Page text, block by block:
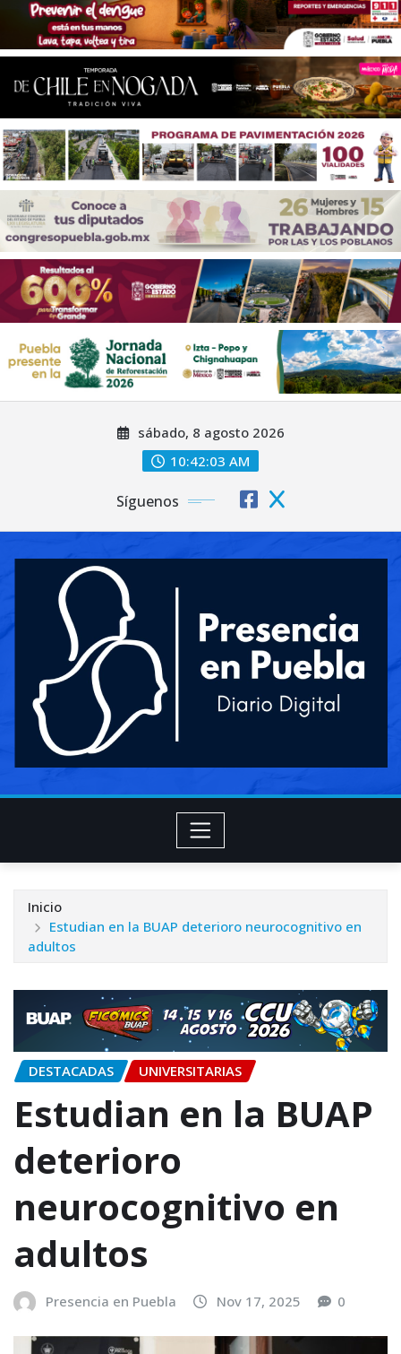
sábado, 8 agosto 2026
10:42:05 AM
Síguenos
Inicio
Estudian en la BUAP deterioro neurocognitivo en
adultos
DESTACADAS UNIVERSITARIAS
Estudian en la BUAP
deterioro
neurocognitivo en
adultos
Presencia en Puebla Nov 17, 2025 0